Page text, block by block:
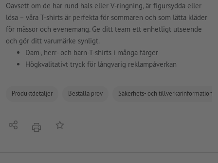
Oavsett om de har rund hals eller V-ringning, är figursydda eller
lösa – våra T-shirts är perfekta för sommaren och som lätta kläder
för mässor och evenemang. Ge ditt team ett enhetligt utseende
och gör ditt varumärke synligt.
Dam-, herr- och barn-T-shirts i många färger
Högkvalitativt tryck för långvarig reklampåverkan
Produktdetaljer Beställa prov Säkerhets- och tillverkarinformation
Dela erbjudandePå anteckningslistan